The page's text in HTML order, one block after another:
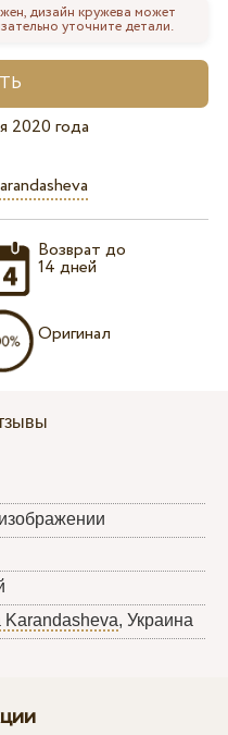
дизайн кружева может
уточните детали.
2020 года
Возврат до
14 дней
Оригинал
Karandasheva, Украина